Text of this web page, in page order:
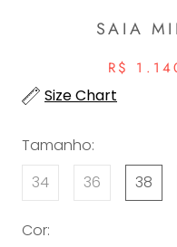
SAIA
R$
Size Chart
Tamanho:
34
36 38
Cor: